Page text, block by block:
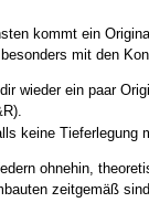
kommt ein
mit den
wieder ein paar
keine Tieferlegung
ohnehin,
zeitgemäß